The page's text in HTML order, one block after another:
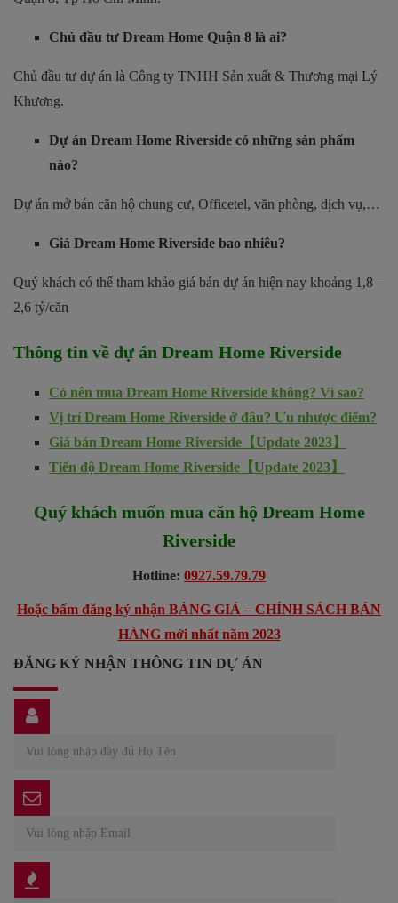
Chủ đầu tư Dream Home Quận 8 là ai?
Chủ đầu tư dự án là Công ty TNHH Sản xuất & Thương mại Lý
Khương.
Dự án Dream Home Riverside có những sản phẩm
nào?
Dự án mở bán căn hộ chung cư, Officetel, văn phòng, dịch vụ,…
Giá Dream Home Riverside bao nhiêu?
Quý khách có thể tham khảo giá bán dự án hiện nay khoảng 1,8 –
2,6 tỷ/căn
Thông tin về dự án Dream Home Riverside
Có nên mua Dream Home Riverside không? Vì sao?
Vị trí Dream Home Riverside ở đâu? Ưu nhược điểm?
Giá bán Dream Home Riverside【Update 2023】
Tiến độ Dream Home Riverside【Update 2023】
Quý khách muốn mua căn hộ Dream Home
Riverside
Hotline: 0927.59.79.79
Hoặc bấm đăng ký nhận BẢNG GIÁ – CHÍNH SÁCH BÁN
HÀNG mới nhất năm 2023
ĐĂNG KÝ NHẬN THÔNG TIN DỰ ÁN